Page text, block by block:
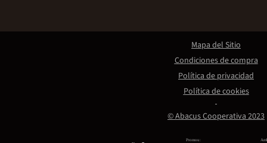
Promou:
© Abacus Cooperativa 2023
Mapa del Sitio
Condiciones de compra
Política de privacidad
Política de cookies